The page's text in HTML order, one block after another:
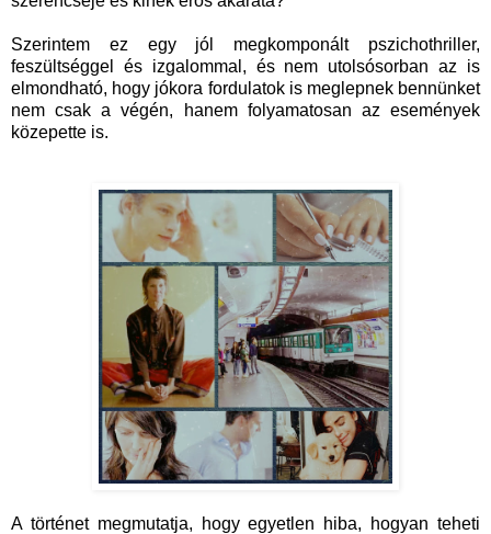
Szerintem ez egy jól megkomponált pszichothriller,
feszültséggel és izgalommal, és nem utolsósorban az is
elmondható, hogy jókora fordulatok is meglepnek bennünket
nem csak a végén, hanem folyamatosan az események
közepette is.
A történet megmutatja, hogy egyetlen hiba, hogyan teheti